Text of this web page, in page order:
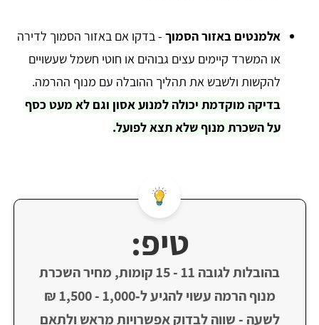
אלמנטים באזור הסמוך - בדקו אם באזור הסמוך לדירה
או המשרד קיימים עצים גבוהים או חוטי חשמל שעשויים
להקשות ולשבש את תהליך ההובלה עם מנוף ההרמה.
בדיקה מוקדמת יכולה למנוע אסון וגם לא מעט כסף
על השכרת מנוף שלא תצא לפועל.
טיפ:
בהובלות לגובה 11 - 15 קומות, מחיר השכרת
מנוף הרמה עשוי להגיע ל‑1,000 - 1,500 ₪
לשעה - שווה לבדוק אפשרויות מראש ולתאם